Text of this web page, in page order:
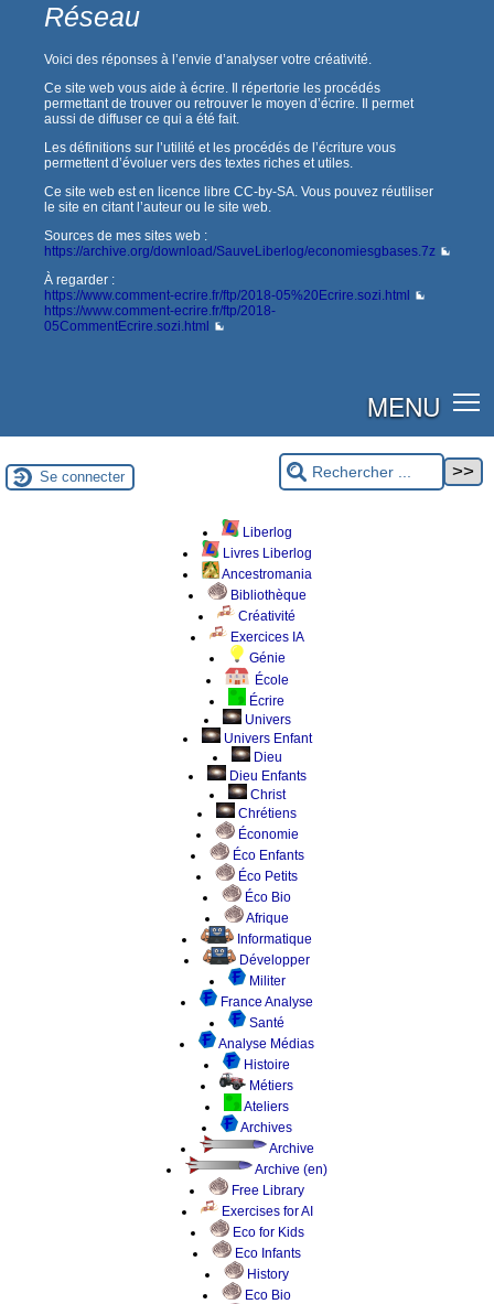
Réseau
Voici des réponses à l’envie d’analyser votre créativité.
Ce site web vous aide à écrire. Il répertorie les procédés
permettant de trouver ou retrouver le moyen d’écrire. Il permet
aussi de diffuser ce qui a été fait.
Les définitions sur l’utilité et les procédés de l’écriture vous
permettent d’évoluer vers des textes riches et utiles.
Ce site web est en licence libre CC-by-SA. Vous pouvez réutiliser
le site en citant l’auteur ou le site web.
Sources de mes sites web :
https://archive.org/download/SauveLiberlog/economiesgbases.7z
À regarder :
https://www.comment-ecrire.fr/ftp/2018-05%20Ecrire.sozi.html
https://www.comment-ecrire.fr/ftp/2018-
05CommentEcrire.sozi.html
MENU
Se connecter
Liberlog
Livres Liberlog
Ancestromania
Bibliothèque
Créativité
Exercices IA
Génie
École
Écrire
Univers
Univers Enfant
Dieu
Dieu Enfants
Christ
Chrétiens
Économie
Éco Enfants
Éco Petits
Éco Bio
Afrique
Informatique
Développer
Militer
France Analyse
Santé
Analyse Médias
Histoire
Métiers
Ateliers
Archives
Archive
Archive (en)
Free Library
Exercises for AI
Eco for Kids
Eco Infants
History
Eco Bio